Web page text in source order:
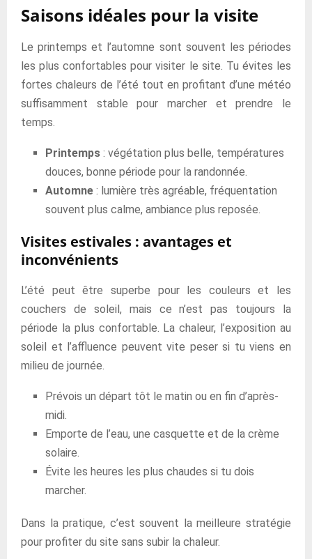
Saisons idéales pour la visite
Le printemps et l’automne sont souvent les périodes
les plus confortables pour visiter le site. Tu évites les
fortes chaleurs de l’été tout en profitant d’une météo
suffisamment stable pour marcher et prendre le
temps.
Printemps : végétation plus belle, températures
douces, bonne période pour la randonnée.
Automne : lumière très agréable, fréquentation
souvent plus calme, ambiance plus reposée.
Visites estivales : avantages et
inconvénients
L’été peut être superbe pour les couleurs et les
couchers de soleil, mais ce n’est pas toujours la
période la plus confortable. La chaleur, l’exposition au
soleil et l’affluence peuvent vite peser si tu viens en
milieu de journée.
Prévois un départ tôt le matin ou en fin d’après-
midi.
Emporte de l’eau, une casquette et de la crème
solaire.
Évite les heures les plus chaudes si tu dois
marcher.
Dans la pratique, c’est souvent la meilleure stratégie
pour profiter du site sans subir la chaleur.